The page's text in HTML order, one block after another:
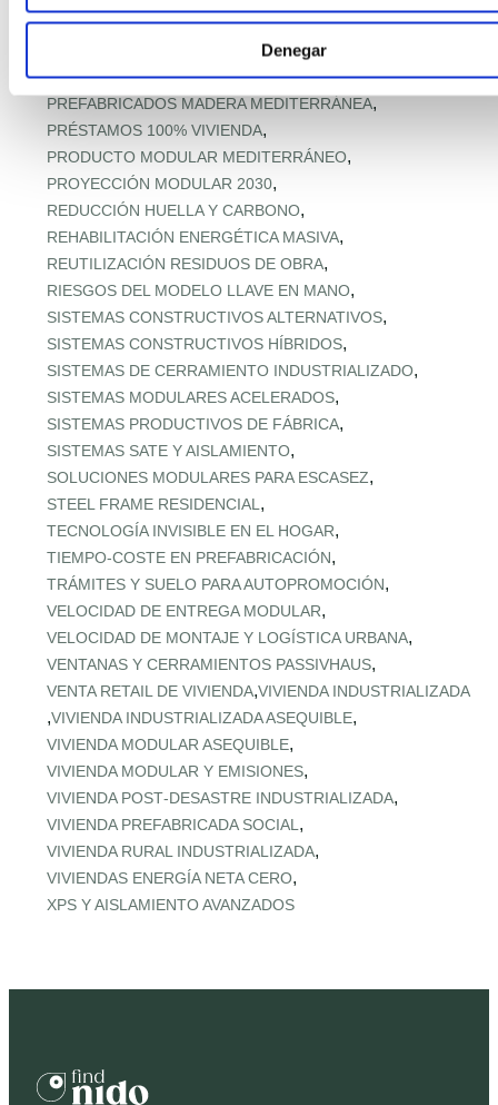
Denegar
PREFABRICADAS PRECIO RÉCORD,
PREFABRICADAS PREMIUM MEDITERRÁNEAS
PREFABRICADO HORMIGÓN RESIDENCIAL,
PREFABRICADOS MADERA MEDITERRÁNEA,
PRÉSTAMOS 100% VIVIENDA,
PRODUCTO MODULAR MEDITERRÁNEO,
PROYECCIÓN MODULAR 2030,
REDUCCIÓN HUELLA Y CARBONO,
REHABILITACIÓN ENERGÉTICA MASIVA,
REUTILIZACIÓN RESIDUOS DE OBRA,
RIESGOS DEL MODELO LLAVE EN MANO,
SISTEMAS CONSTRUCTIVOS ALTERNATIVOS,
SISTEMAS CONSTRUCTIVOS HÍBRIDOS,
SISTEMAS DE CERRAMIENTO INDUSTRIALIZADO,
SISTEMAS MODULARES ACELERADOS,
SISTEMAS PRODUCTIVOS DE FÁBRICA,
SISTEMAS SATE Y AISLAMIENTO,
SOLUCIONES MODULARES PARA ESCASEZ,
STEEL FRAME RESIDENCIAL ,
TECNOLOGÍA INVISIBLE EN EL HOGAR,
TIEMPO‑COSTE EN PREFABRICACIÓN,
TRÁMITES Y SUELO PARA AUTOPROMOCIÓN,
VELOCIDAD DE ENTREGA MODULAR,
VELOCIDAD DE MONTAJE Y LOGÍSTICA URBANA,
VENTANAS Y CERRAMIENTOS PASSIVHAUS,
VENTA RETAIL DE VIVIENDA,VIVIENDA INDUSTRIALIZADA
,VIVIENDA INDUSTRIALIZADA ASEQUIBLE,
VIVIENDA MODULAR ASEQUIBLE,
VIVIENDA MODULAR Y EMISIONES,
VIVIENDA POST‑DESASTRE INDUSTRIALIZADA,
VIVIENDA PREFABRICADA SOCIAL ,
VIVIENDA RURAL INDUSTRIALIZADA,
VIVIENDAS ENERGÍA NETA CERO,
XPS Y AISLAMIENTO AVANZADOS